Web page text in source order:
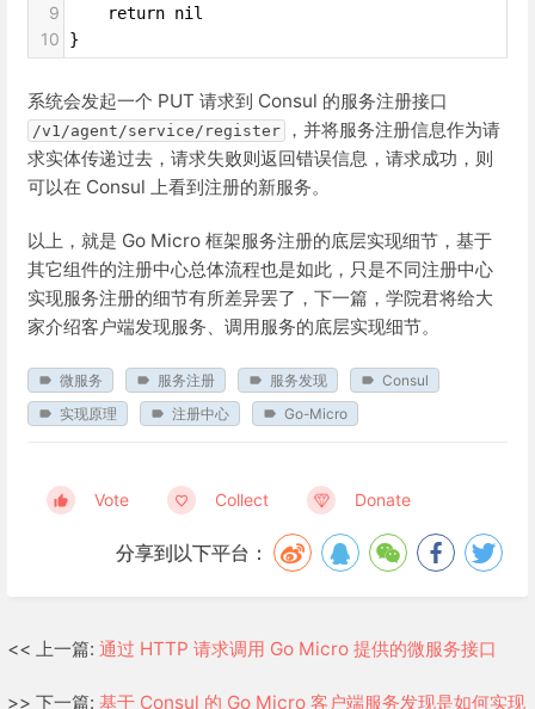
9 return nil
10 }
系统会发起一个 PUT 请求到 Consul 的服务注册接口
/v1/agent/service/register
，并将服务注册信息作为请
求实体传递过去，请求失败则返回错误信息，请求成功，则
可以在 Consul 上看到注册的新服务。
以上，就是 Go Micro 框架服务注册的底层实现细节，基于
其它组件的注册中心总体流程也是如此，只是不同注册中心
实现服务注册的细节有所差异罢了，下一篇，学院君将给大
家介绍客户端发现服务、调用服务的底层实现细节。
微服务 服务注册 服务发现
Consul
实现原理
注册中心 Go-Micro
Vote Collect Donate
分享到以下平台：
<< 上一篇: 通过 HTTP 请求调用 Go Micro 提供的微服务接口
>> 下一篇: 基于 Consul 的 Go Micro 客户端服务发现是如何实现